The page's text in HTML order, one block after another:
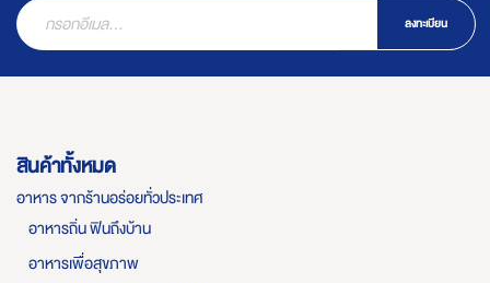
ลงทะเบียน
สินค้าทั้งหมด
อาหาร จากร้านอร่อยทั่วประเทศ
อาหารถิ่น ฟินถึงบ้าน
อาหารเพื่อสุขภาพ